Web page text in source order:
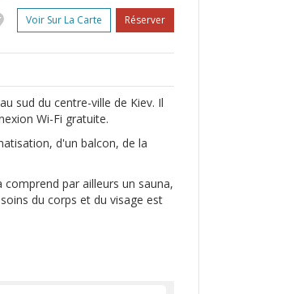
Voir Sur La Carte Réserver
sud du centre-ville de Kiev. Il
Wi-Fi gratuite.
d'un balcon, de la
par ailleurs un sauna,
du corps et du visage est